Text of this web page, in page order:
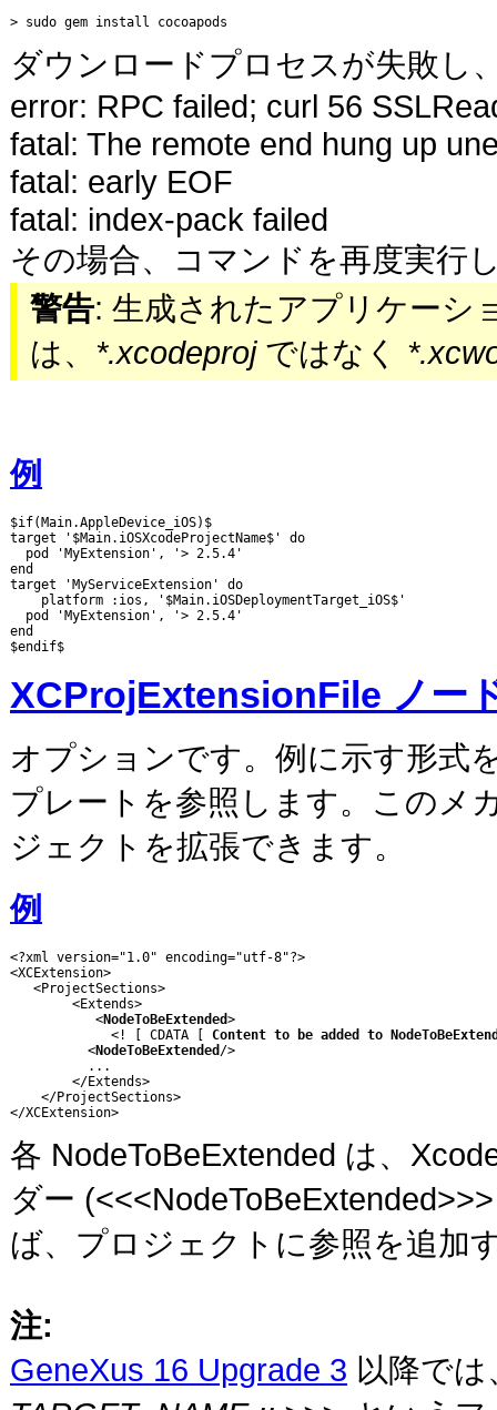
> sudo gem install cocoapods
ダウンロードプロセスが失敗し
error: RPC failed; curl 56
fatal: The remote end hung up
fatal: early EOF
fatal: index-pack failed
その場合、コマンドを再度実行
警告: 生成されたアプリケーシ
は、 *.xcodeprojではなく
例
$if(Main.AppleDevice_iOS)$
target '$Main.iOSXcodeProjectName$' do
  pod 'MyExtension', '> 2.5.4'
end
target 'MyServiceExtension' do
    platform :ios, '$Main.iOSDeploymentTarget_iOS$'
  pod 'MyExtension', '> 2.5.4'
end
XCProjExtensionFile ノー
オプションです。例に示す形式
プレートを参照します。このメ
ジェクトを拡張できます。
例
<?xml version="1.0" encoding="utf-8"?>
<XCExtension>
   <ProjectSections>
        <Extends>
           <
NodeToBeExtended>
             <! [ CDATA [
Content to be added to
          <
NodeToBeExtended />
          ...
        </Extends>
    </ProjectSections>
各 NodeToBeExtended は、
ダー
ば、プロジェクトに参照を追加
注:
GeneXus 16 Upgrade 3 以降では